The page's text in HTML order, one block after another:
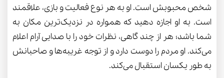
شخص محبوبش است. او به هر نوع فعالیت و بازی، علاقمند
است. به او اجازه دهید که همواره در نزدیک‌ترین مکان به
شما باشد؛ هر از چند گاهی، نظرات خود را با صدایی آرام اعلام
می‌کند. او مردم را دوست دارد و از توجه غریبه‌ها و صاحبانش
به طور یکسان استقبال می‌کند.